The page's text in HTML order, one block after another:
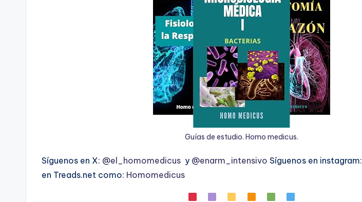
Guías de estudio. Homo medicus.
Síguenos en X: @el_homomedicus y @enarm_intensivo Síguenos en instagram:
en Treads.net como: Homomedicus